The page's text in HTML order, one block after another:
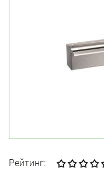
Рейтинг: